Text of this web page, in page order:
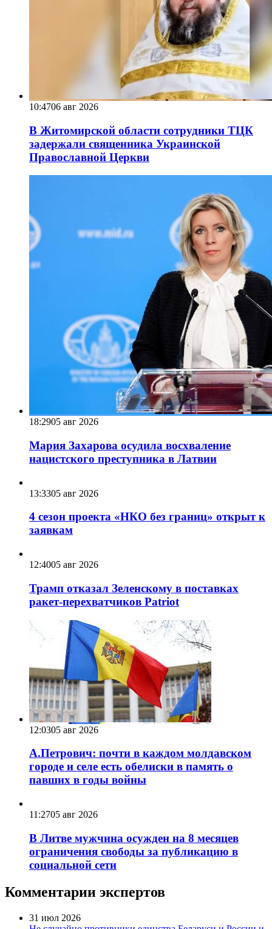
10:4706 авг 2026
В Житомирской области сотрудники ТЦК
задержали священника Украинской
Православной Церкви
18:2905 авг 2026
Мария Захарова осудила восхваление
нацистского преступника в Латвии
13:3305 авг 2026
4 сезон проекта «НКО без границ» открыт к
заявкам
12:4005 авг 2026
Трамп отказал Зеленскому в поставках
ракет-перехватчиков Patriot
12:0305 авг 2026
А.Петрович: почти в каждом молдавском
городе и селе есть обелиски в память о
павших в годы войны
11:2705 авг 2026
В Литве мужчина осужден на 8 месяцев
ограничения свободы за публикацию в
социальной сети
Комментарии экспертов
31 июл 2026